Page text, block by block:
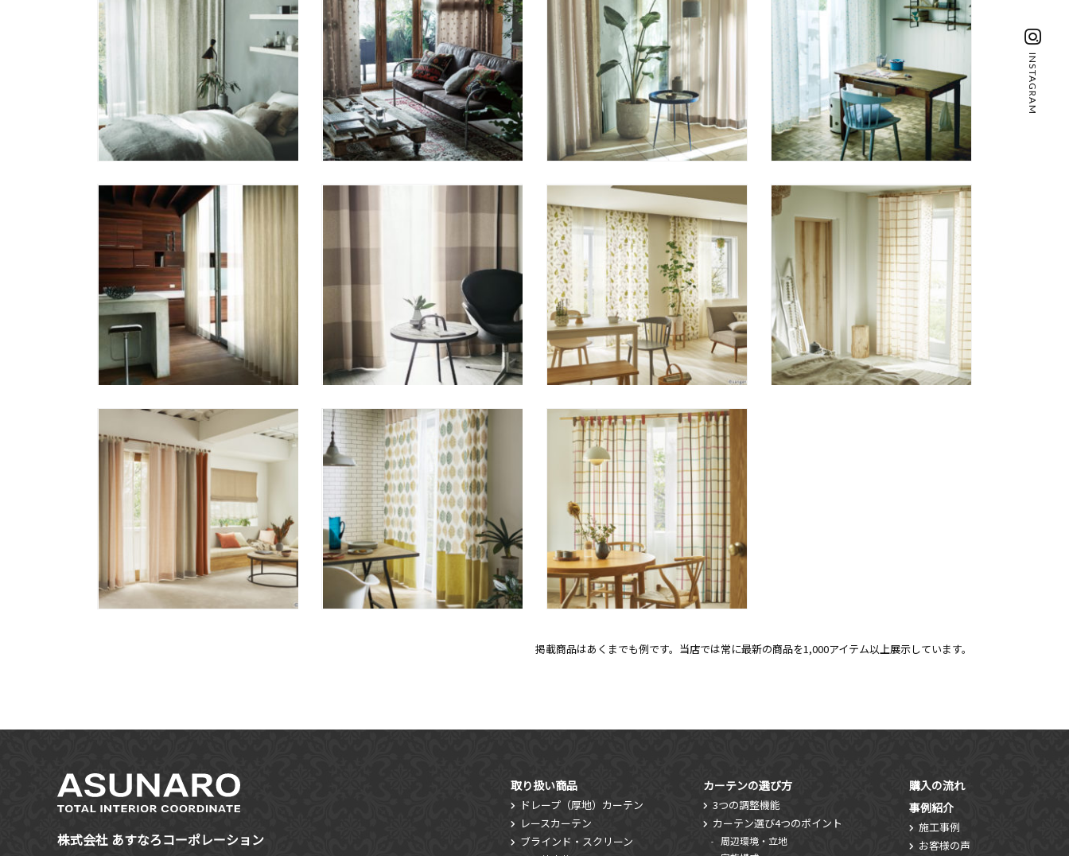
掲載商品はあくまでも例です。当店では常に最新の商品を1,000アイテム以上展示しています。
INSTAGRAM
株式会社 あすなろコーポレーション
取り扱い商品
ドレープ（厚地）カーテン
レースカーテン
ブラインド・スクリーン
カーテンの選び方
3つの調整機能
カーテン選び4つのポイント
周辺環境・立地
購入の流れ
事例紹介
施工事例
お客様の声